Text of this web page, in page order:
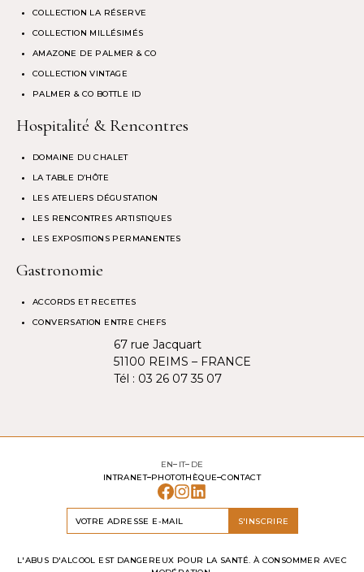
COLLECTION LA RÉSERVE
COLLECTION MILLÉSIMÉS
AMAZONE DE PALMER & CO
COLLECTION VINTAGE
PALMER & CO BOTTLE ID
Hospitalité & Rencontres
DOMAINE DU CHALET
LA TABLE D’HÔTE
LES ATELIERS DÉGUSTATION
LES RENCONTRES ARTISTIQUES
LES EXPOSITIONS PERMANENTES
Gastronomie
ACCORDS ET RECETTES
CONVERSATION ENTRE CHEFS
67 rue Jacquart
51100 REIMS – FRANCE
Tél : 03 26 07 35 07
S'INSCRIRE
INTRANET PHOTOTHÈQUE CONTACT
EN IT DE
L'ABUS D'ALCOOL EST DANGEREUX POUR LA SANTÉ. À CONSOMMER AVEC